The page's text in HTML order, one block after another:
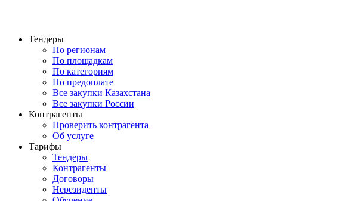
Тендеры
По регионам
По площадкам
По категориям
По предоплате
Все закупки Казахстана
Все закупки России
Контрагенты
Проверить контрагента
Об услуге
Тарифы
Тендеры
Контрагенты
Договоры
Нерезиденты